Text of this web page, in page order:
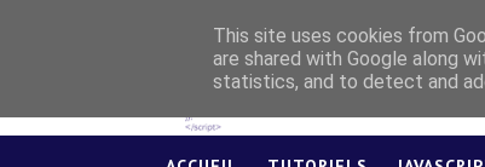
This site uses cookies from
are shared with Google along
statistics, and to detect and